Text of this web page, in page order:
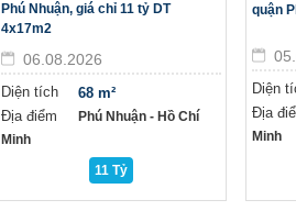
Phú Nhuận, giá chỉ 11 tỷ DT
4x17m2
06.08.2026
Diện tích
Địa điểm
68 m²
Phú Nhuận - Hồ Chí
Minh
11 Tỷ
quận
Diện
Địa
Minh